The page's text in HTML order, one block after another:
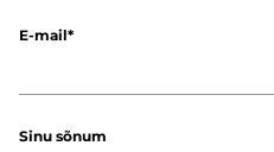
E-mail
Sinu sõnum